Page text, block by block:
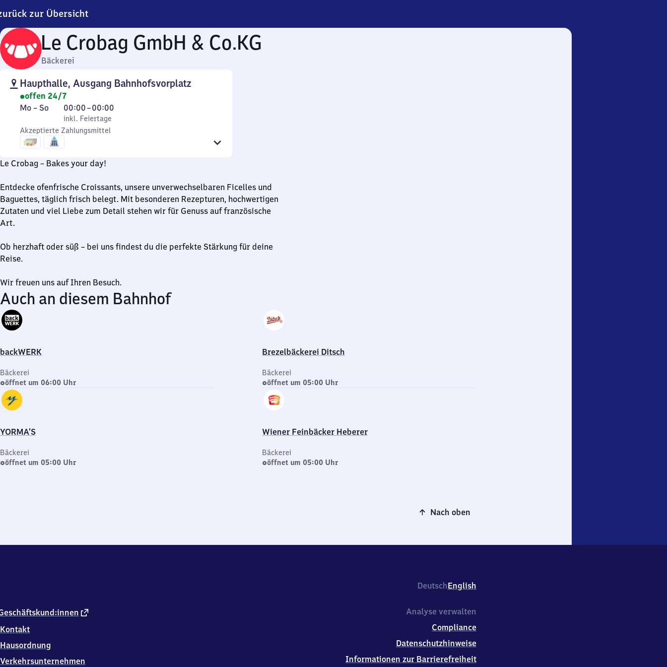
zur Übersicht
Le Crobag GmbH & Co.KG
Bäckerei
Haupthalle, Ausgang Bahnhofsvorplatz
offen 24/7
Montag
Sonntag
Mo – So,
inkl. Feiertage
00:00–00:00
Von
0
Uhr
Uhr
inkl. Feiertage
Akzeptierte Zahlungsmittel
Le Crobag – Bakes your day!
Entdecke ofenfrische Croissants, unsere unverwechselbaren Ficelles und
Baguettes, täglich frisch belegt. Mit besonderen Rezepturen, hochwertigen
Zutaten und viel Liebe zum Detail stehen wir für Genuss auf französische
Art.
Ob herzhaft oder süß – bei uns findest du die perfekte Stärkung für deine
Reise.
Wir freuen uns auf Ihren Besuch.
Auch an diesem Bahnhof
backWERK
Bäckerei
öffnet um 06:00 Uhr
Brezelbäckerei Ditsch
Bäckerei
öffnet um 05:00 Uhr
YORMA'S
Bäckerei
öffnet um 05:00 Uhr
Wiener Feinbäcker Heberer
Bäckerei
öffnet um 05:00 Uhr
Nach oben
DeutschEnglish
externer
Kontakt
Hausordnung
Verkehrsunternehmen
Analyse verwalten
Compliance
Datenschutzhinweise
Informationen zur Barrierefreiheit